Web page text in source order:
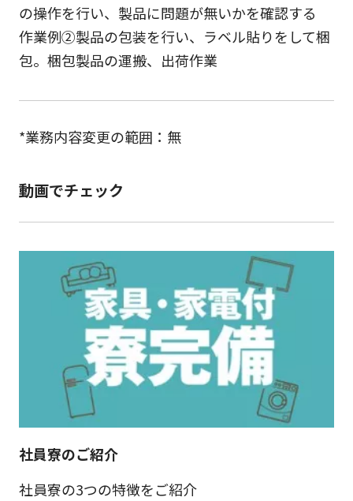
の操作を行い、製品に問題が無いかを確認する
作業例②製品の包装を行い、ラベル貼りをして梱
包。梱包製品の運搬、出荷作業
*業務内容変更の範囲：無
動画でチェック
社員寮のご紹介
社員寮の3つの特徴をご紹介